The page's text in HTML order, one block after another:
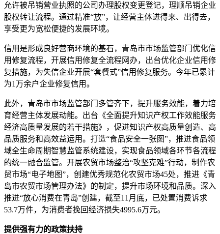
允许被吊销营业执照的公司办理股权变更登记，理顺吊销企业
股权转让流程。通过精准“放”，让经营主体进得来、出得去，
享受更为宽松便捷的发展环境。
信用是形成良好营商环境的基石，青岛市市场监管部门优化信
用修复流程，开展信用修复全流程网办，出台优化企业信用修
复措施，为失信企业开展“套餐式”信用修复服务。今年已累计
为1万余户企业修复信用。
此外，青岛市市场监管部门多管齐下，提升服务效能，着力培
育经营主体发展动能。出台《全面提升知识产权工作效能服务
经济高质量发展的若干措施》，促进知识产权高质量创造、高
品质服务和高效益运用。打造“食品安全一张图”，推进食品领
域全生命周期智慧监管系统建设，实现食品领域各环节各流程
的统一融合监管。开展农贸市场整治“攻坚克难”行动，制作农
贸市场“电子地图”，创建优秀规范化农贸市场45处，推进《青
岛市农贸市场管理办法》的制定，提升市场环境和品质。深入
推进“放心消费在青岛”创建，截至11月底，已处置消费诉求
53.7万件，为消费者挽回经济损失4995.6万元。
提供强有力的政策扶持